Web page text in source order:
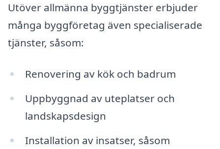
Utöver allmänna byggtjänster erbjuder
många byggföretag även specialiserade
tjänster, såsom:
Renovering av kök och badrum
Uppbyggnad av uteplatser och
landskapsdesign
Installation av insatser, såsom